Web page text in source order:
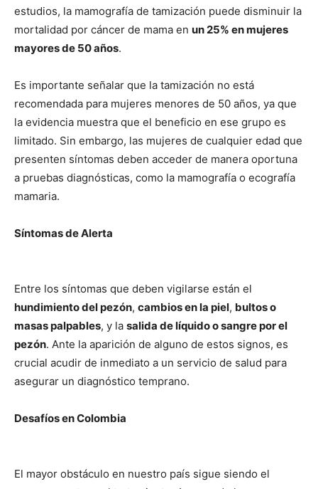
estudios, la mamografía de tamización puede disminuir la
mortalidad por cáncer de mama en un 25% en mujeres
mayores de 50 años.
Es importante señalar que la tamización no está
recomendada para mujeres menores de 50 años, ya que
la evidencia muestra que el beneficio en ese grupo es
limitado. Sin embargo, las mujeres de cualquier edad que
presenten síntomas deben acceder de manera oportuna
a pruebas diagnósticas, como la mamografía o ecografía
mamaria.
Síntomas de Alerta
Entre los síntomas que deben vigilarse están el
hundimiento del pezón, cambios en la piel, bultos o
masas palpables, y la salida de líquido o sangre por el
pezón. Ante la aparición de alguno de estos signos, es
crucial acudir de inmediato a un servicio de salud para
asegurar un diagnóstico temprano.
Desafíos en Colombia
El mayor obstáculo en nuestro país sigue siendo el